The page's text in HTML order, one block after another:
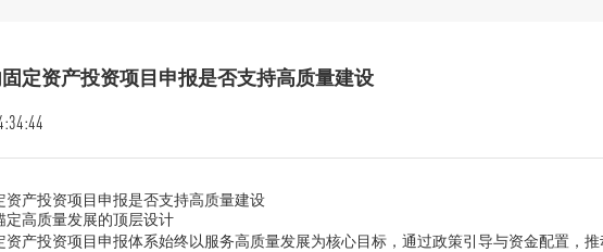
定资产投资项目申报是否支持高质量建设
资产投资项目申报是否支持高质量建设
定高质量发展的顶层设计
资产投资项目申报体系始终以服务高质量发展为核心目标，通过政策引导与资金配置，